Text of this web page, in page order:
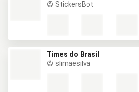
StickersBot
Times do Brasil
slimaesilva